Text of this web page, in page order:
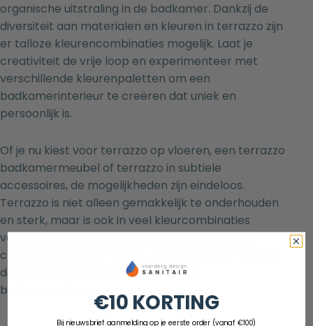
organische uitstraling in de badkamer. Dankzij de
diversiteit aan materialen en kleuren in terrazzo zijn
er talloze kleurencombinaties mogelijk. Laat je
creativiteit de vrije loop en experimenteer met
verschillende kleurenpaletten om een
badkamerinterieur te creëren dat uniek en
persoonlijk is.
Of je nu kiest voor terrazzo op vloeren, een terrazzo
badkamermeubel of terrazzo in subtiele
accessoires, de mogelijkheden zijn eindeloos.
Terrazzo is niet alleen gemakkelijk te onderhouden
en sterk, maar is ook in veel kleurcombinaties
verkrijgbaar om jouw unieke badkamersfeer te
creëren. Laat je creativiteit de vrije loop en ontdek
de veelzijdigheid van terrazzo in jouw
badkamerinterieur.€10 KORTING
Bij nieuwsbrief aanmelding op je eerste order (vanaf €100)